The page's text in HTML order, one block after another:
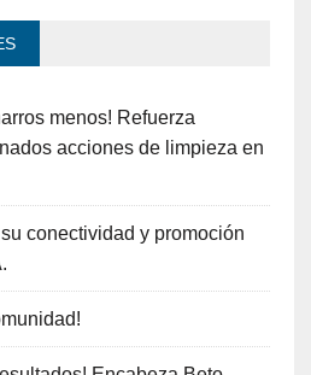
menos! Refuerza
acciones de limpieza en
conectividad y promoción